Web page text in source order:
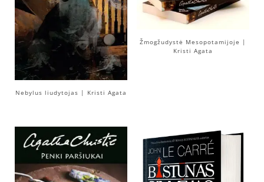
Nebylus liudytojas | Kristi Agata
Žmogžudystė Mesopotamijoje |
Kristi Agata